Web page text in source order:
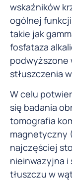
wskaźników
ogólnej
takie jak
fosfataza
podwyższone
stłuszczenia
W celu
się badania
tomografia
magnetyczny
najczęściej
nieinwazyjna
tłuszczu w